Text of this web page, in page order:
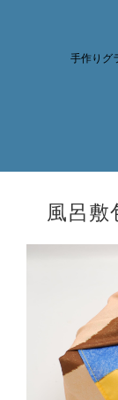
手作り
風呂